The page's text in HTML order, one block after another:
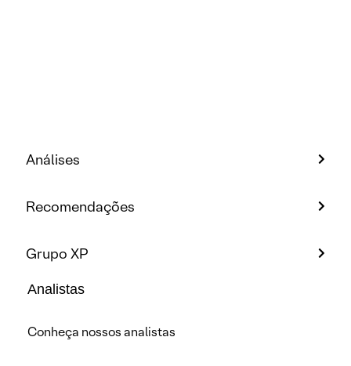
Análises
Recomendações
Grupo XP
Analistas
Conheça nossos analistas